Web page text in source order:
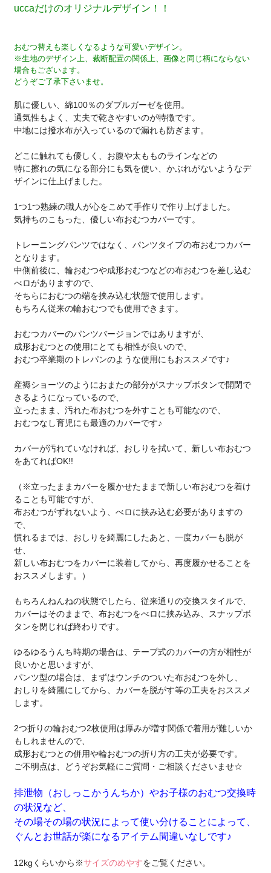
uccaだけのオリジナルデザイン！！
おむつ替えも楽しくなるような可愛いデザイン。
※生地のデザイン上、裁断配置の関係上、画像と同じ柄にならない
場合もございます。
どうぞご了承下さいませ。
肌に優しい、綿100％のダブルガーゼを使用。
通気性もよく、丈夫で乾きやすいのが特徴です。
中地には撥水布が入っているので漏れも防ぎます。
どこに触れても優しく、お腹や太もものラインなどの
特に擦れの気になる部分にも気を使い、かぶれがないようなデ
ザインに仕上げました。
1つ1つ熟練の職人が心をこめて手作りで作り上げました。
気持ちのこもった、優しい布おむつカバーです。
トレーニングパンツではなく、パンツタイプの布おむつカバー
となります。
中側前後に、輪おむつや成形おむつなどの布おむつを差し込む
べロがありますので、
そちらにおむつの端を挟み込む状態で使用します。
もちろん従来の輪おむつでも使用できます。
おむつカバーのパンツバージョンではありますが、
成形おむつとの使用にとても相性が良いので、
おむつ卒業期のトレパンのような使用にもおススメです♪
産褥ショーツのようにおまたの部分がスナップボタンで開閉で
きるようになっているので、
立ったまま、汚れた布おむつを外すことも可能なので、
おむつなし育児にも最適のカバーです♪
カバーが汚れていなければ、おしりを拭いて、新しい布おむつ
をあてればOK!!
（※立ったままカバーを履かせたままで新しい布おむつを着け
ることも可能ですが、
布おむつがずれないよう、べロに挟み込む必要がありますの
で、
慣れるまでは、おしりを綺麗にしたあと、一度カバーも脱が
せ、
新しい布おむつをカバーに装着してから、再度履かせることを
おススメします。）
もちろんねんねの状態でしたら、従来通りの交換スタイルで、
カバーはそのままで、布おむつをべロに挟み込み、スナップボ
タンを閉じれば終わりです。
ゆるゆるうんち時期の場合は、テープ式のカバーの方が相性が
良いかと思いますが、
パンツ型の場合は、まずはウンチのついた布おむつを外し、
おしりを綺麗にしてから、カバーを脱がす等の工夫をおススメ
します。
2つ折りの輪おむつ2枚使用は厚みが増す関係で着用が難しいか
もしれませんので、
成形おむつとの併用や輪おむつの折り方の工夫が必要です。
ご不明点は、どうぞお気軽にご質問・ご相談くださいませ☆
排泄物（おしっこかうんちか）やお子様のおむつ交換時
の状況など、
その場その場の状況によって使い分けることによって、
ぐんとお世話が楽になるアイテム間違いなしです♪
12kgくらいから※サイズのめやすをご覧ください。